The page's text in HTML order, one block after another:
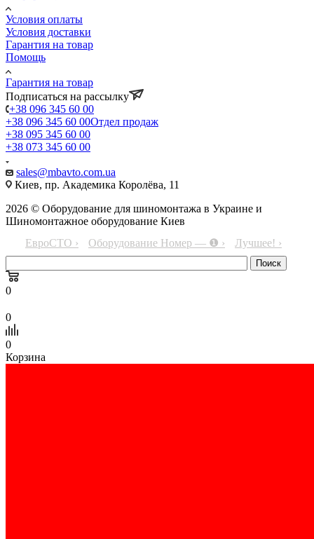
Условия оплаты
Условия доставки
Гарантия на товар
Помощь
Гарантия на товар
Подписаться на рассылку
+38 096 345 60 00
+38 096 345 60 00Отдел продаж
+38 095 345 60 00
+38 073 345 60 00
sales@mbavto.com.ua
Киев, пр. Академика Королёва, 11
2026 © Оборудование для шиномонтажа в Украине и
Шиномонтажное оборудование Киев
ЕвроСТО ›
Оборудование Номер — ❶ › Лучшее! ›
0
0
0
Корзина